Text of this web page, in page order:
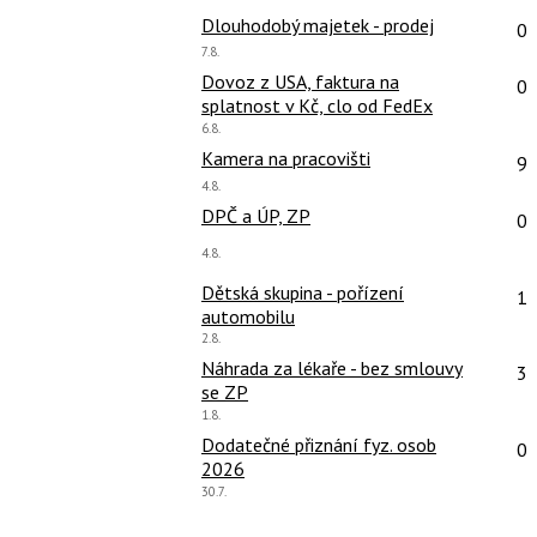
předchozí
nový
Dlouhodobý majetek - prodej 0
Poslední
7.8.
Dovoz z USA, faktura na
splatnost v Kč, clo od FedEx
0
Poslední
6.8.
Kamera na pracovišti 9
Poslední
4.8.
DPČ a ÚP, ZP 0
Poslední
4.8.
Dětská skupina - pořízení
automobilu
1
Poslední
2.8.
Náhrada za lékaře - bez smlouvy
se ZP
3
Poslední
1.8.
Dodatečné přiznání fyz. osob
2026
0
Poslední
30.7.